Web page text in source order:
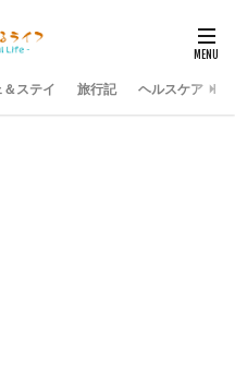
＆ステイ 旅行記 ヘルスケア